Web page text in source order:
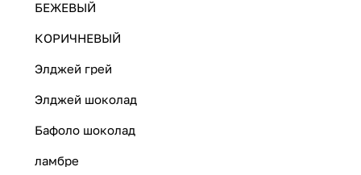
БЕЖЕВЫЙ
КОРИЧНЕВЫЙ
Элджей грей
Элджей шоколад
Бафоло шоколад
ламбре